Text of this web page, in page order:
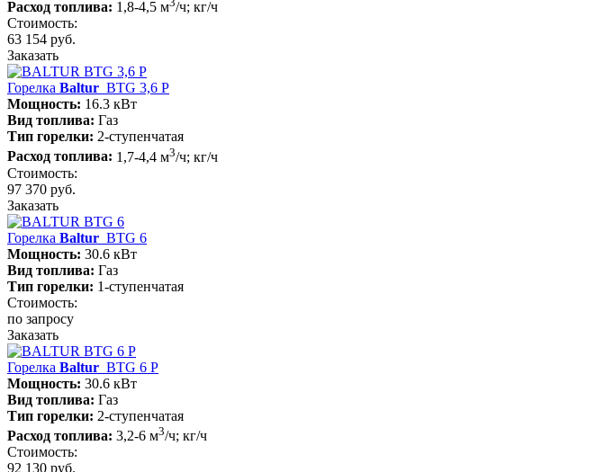
Расход топлива: 1,8-4,5 м /ч; кг/ч
Стоимость:
63 154 руб.
Заказать
Горелка Baltur BTG 3,6 P
Мощность: 16.3 кВт
Вид топлива: Газ
Тип горелки: 2-ступенчатая
Расход топлива: 1,7-4,4 м3/ч; кг/ч
Стоимость:
97 370 руб.
Заказать
Горелка Baltur BTG 6
Мощность: 30.6 кВт
Вид топлива: Газ
Тип горелки: 1-ступенчатая
Стоимость:
по запросу
Заказать
Горелка Baltur BTG 6 P
Мощность: 30.6 кВт
Вид топлива: Газ
Тип горелки: 2-ступенчатая
Расход топлива: 3,2-6 м3/ч; кг/ч
Стоимость:
92 130 руб.